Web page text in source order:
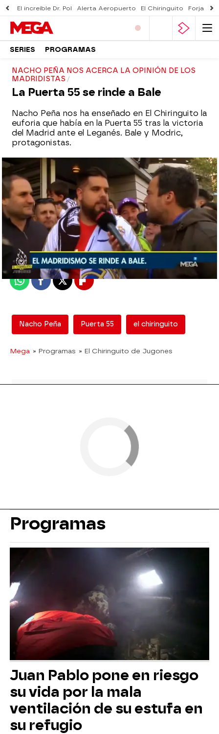
El increíble Dr. Pol Alerta Aeropuerto El Chiringuito Forjado
SERIES PROGRAMAS
NACHO PEÑA NOS ACERCA LA OPINIÓN DE LOS
MADRIDISTAS
La Puerta 55 se rinde a Bale
Nacho Peña nos ha enseñado en El Chiringuito la
euforia que había en la Puerta 55 tras la victoria
del Madrid ante el Leganés. Bale y Modric,
protagonistas.
mega
Madrid
Publicado:12 de febrero de 2018, 12:59
WhatsappFacebook
X Flipboard
Nacho Peña Puerta 55 el chiringuito
Mega » Programas » El Chiringuito de Jugones
Programas
Juan Pablo pone en riesgo
su vida por la mala
ventilación de su estufa en
su refugio